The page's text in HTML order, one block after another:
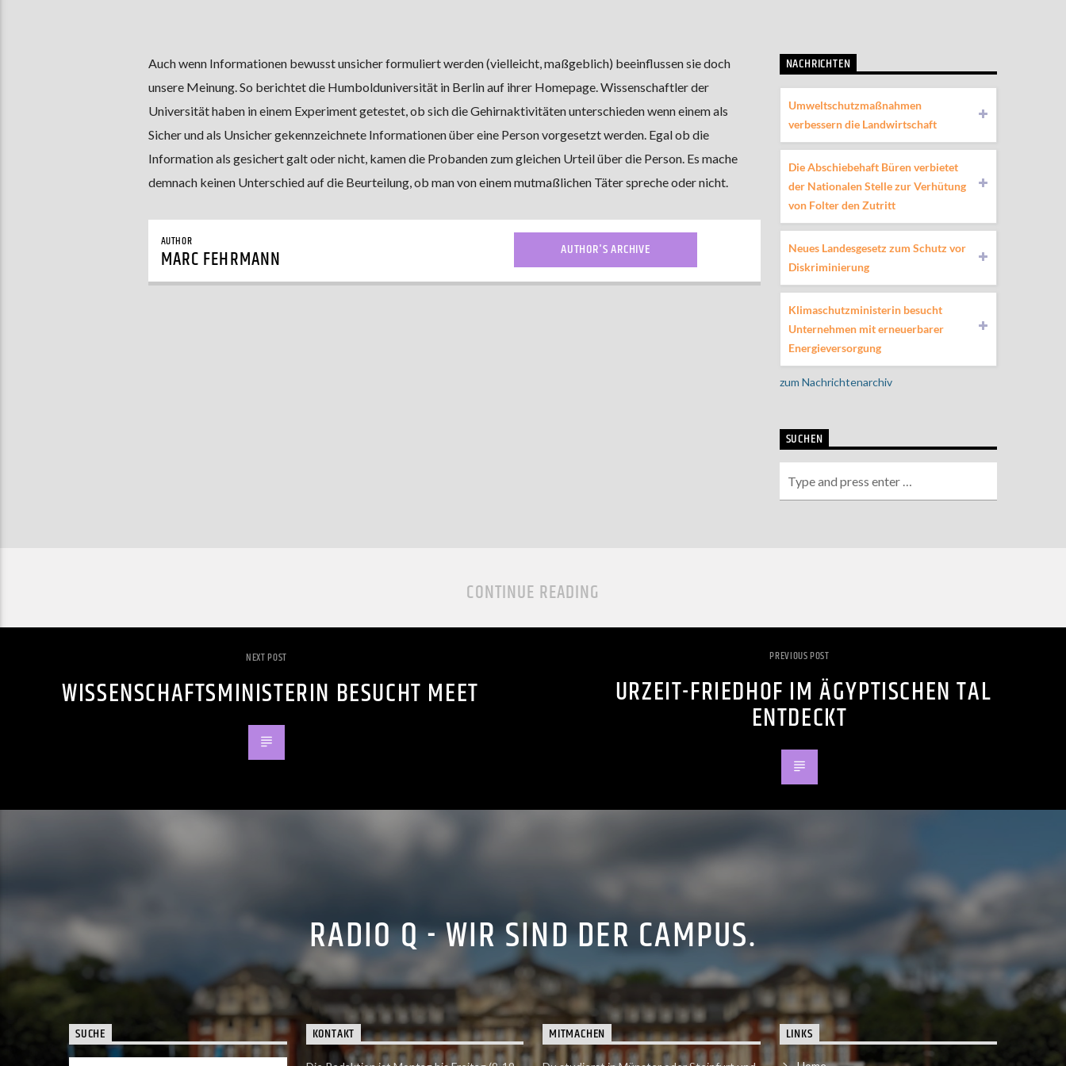
Auch wenn Informationen bewusst unsicher formuliert werden (vielleicht, maßgeblich) beeinflussen sie doch
unsere Meinung. So berichtet die Humbolduniversität in Berlin auf ihrer Homepage. Wissenschaftler der
Universität haben in einem Experiment getestet, ob sich die Gehirnaktivitäten unterschieden wenn einem als
Sicher und als Unsicher gekennzeichnete Informationen über eine Person vorgesetzt werden. Egal ob die
Information als gesichert galt oder nicht, kamen die Probanden zum gleichen Urteil über die Person. Es mache
demnach keinen Unterschied auf die Beurteilung, ob man von einem mutmaßlichen Täter spreche oder nicht.
AUTHOR
MARC FEHRMANN AUTHOR'S ARCHIVE
NACHRICHTEN
Umweltschutzmaßnahmen
verbessern die Landwirtschaft
Die Abschiebehaft Büren verbietet
der Nationalen Stelle zur Verhütung
von Folter den Zutritt
Neues Landesgesetz zum Schutz vor
Diskriminierung
Klimaschutzministerin besucht
Unternehmen mit erneuerbarer
Energieversorgung
zum Nachrichtenarchiv
SUCHEN
CONTINUE READING
NEXT POST
WISSENSCHAFTSMINISTERIN BESUCHT MEET
PREVIOUS POST
URZEIT-FRIEDHOF IM ÄGYPTISCHEN TAL
ENTDECKT
RADIO Q - WIR SIND DER CAMPUS.
SUCHE KONTAKT MITMACHEN LINKS